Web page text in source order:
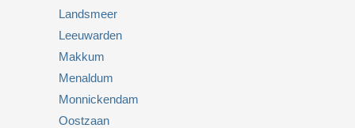
Landsmeer
Leeuwarden
Makkum
Menaldum
Monnickendam
Oostzaan